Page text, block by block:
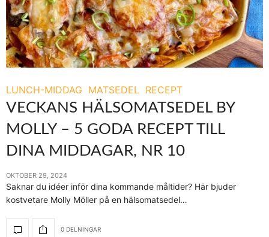
LUNCH-MIDDAG MATSEDEL RECEPT
VECKANS HÄLSOMATSEDEL BY
MOLLY – 5 GODA RECEPT TILL
DINA MIDDAGAR, NR 10
OKTOBER 29, 2024
Saknar du idéer inför dina kommande måltider? Här bjuder
kostvetare Molly Möller på en hälsomatsedel…
0 DELNINGAR